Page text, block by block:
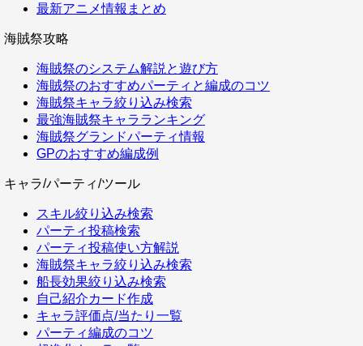
最新アニメ情報まとめ
海賊祭攻略
海賊祭のシステム解説と遊び方
海賊祭のおすすめパーティと編成のコツ
海賊祭キャラ絞り込み検索
最強海賊祭キャラランキング
海賊祭グランドパーティ情報
GPのおすすめ編成例
キャラ/パーティ/ツール
スキル絞り込み検索
パーティ投稿検索
パーティ投稿使い方解説
海賊祭キャラ絞り込み検索
船長効果絞り込み検索
自己紹介カード作成
キャラ評価点/当たり一覧
パーティ編成のコツ